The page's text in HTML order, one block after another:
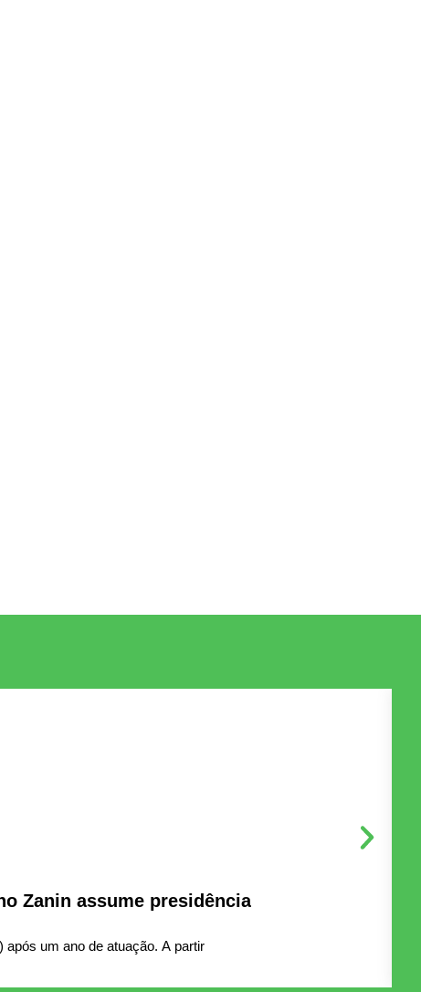
Zanin assume presidência
um ano de atuação. A partir